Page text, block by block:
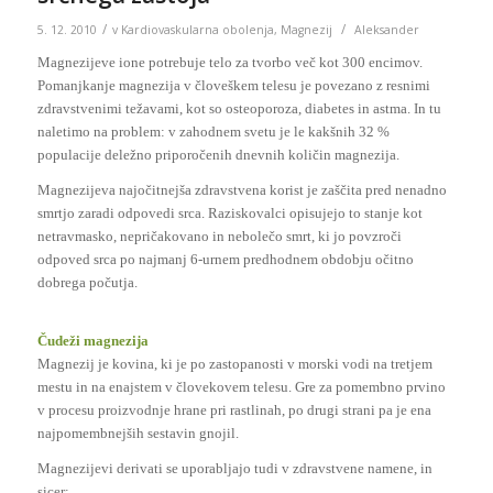
5. 12. 2010 / v Kardiovaskularna obolenja, Magnezij / Aleksander
Magnezijeve ione potrebuje telo za tvorbo več kot 300 encimov.
Pomanjkanje magnezija v človeškem telesu je povezano z resnimi
zdravstvenimi težavami, kot so osteoporoza, diabetes in astma. In tu
naletimo na problem: v zahodnem svetu je le kakšnih 32 %
populacije deležno priporočenih dnevnih količin magnezija.
Magnezijeva najočitnejša zdravstvena korist je zaščita pred nenadno
smrtjo zaradi odpovedi srca. Raziskovalci opisujejo to stanje kot
netravmasko, nepričakovano in nebolečo smrt, ki jo povzroči
odpoved srca po najmanj 6-urnem predhodnem obdobju očitno
dobrega počutja.
Čudeži magnezija
Magnezij je kovina, ki je po zastopanosti v morski vodi na tretjem
mestu in na enajstem v človekovem telesu. Gre za pomembno prvino
v procesu proizvodnje hrane pri rastlinah, po drugi strani pa je ena
najpomembnejših sestavin gnojil.
Magnezijevi derivati se uporabljajo tudi v zdravstvene namene, in